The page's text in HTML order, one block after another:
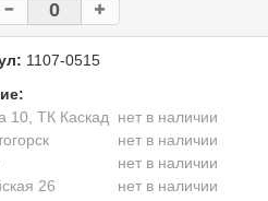
1107-0515
ТК Каскад
нет в наличии
нет в наличии
нет в наличии
26
нет в наличии